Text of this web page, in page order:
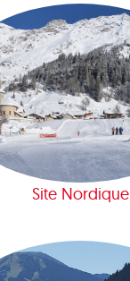
Site Nordique